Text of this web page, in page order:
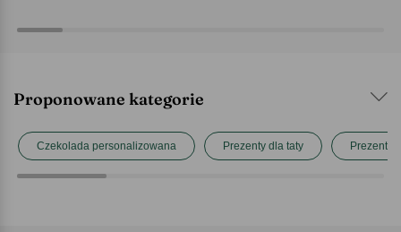
Proponowane kategorie
Czekolada personalizowana Prezenty dla taty Prezenty